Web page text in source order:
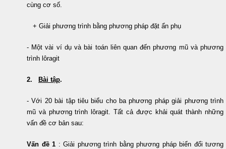
cùng cơ số.
+ Giải phương trình bằng phương pháp đặt ẩn phụ
- Một vài ví dụ và bài toán liên quan đến phương mũ và phương
trình lôragit
2. Bài tập.
- Với 20 bài tập tiêu biểu cho ba phương pháp giải phương trình
mũ và phương trình lôragit. Tất cả được khải quát thành những
vấn đề cơ bản sau:
Vấn đề 1 : Giải phương trình bằng phương pháp biển đổi tương